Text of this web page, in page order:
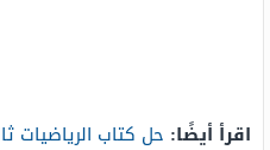
اقرأ أيضًا: حل كتاب الرياضيات